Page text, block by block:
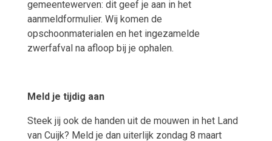
gemeentewerven: dit geef je aan in het
aanmeldformulier. Wij komen de
opschoonmaterialen en het ingezamelde
zwerfafval na afloop bij je ophalen.
Meld je tijdig aan
Steek jij ook de handen uit de mouwen in het Land
van Cuijk? Meld je dan uiterlijk zondag 8 maart